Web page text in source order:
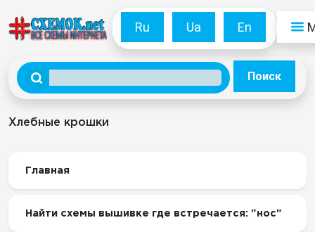
Ru Ua En
Поиск
Хлебные крошки
Главная
Найти схемы вышивке где встречается: "нос"